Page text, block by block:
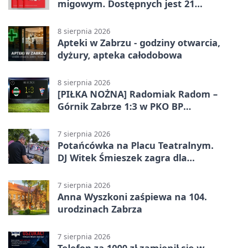
migowym. Dostępnych jest 21
8 sierpnia 2026
Apteki w Zabrzu - godziny otwarcia,
dyżury, apteka całodobowa
8 sierpnia 2026
[PIŁKA NOŻNA] Radomiak Radom –
Górnik Zabrze 1:3 w PKO BP
Federico dał zabrzanom zwycięstwo
7 sierpnia 2026
Potańcówka na Placu Teatralnym.
DJ Witek Śmieszek zagra dla
7 sierpnia 2026
Anna Wyszkoni zaśpiewa na 104.
urodzinach Zabrza
7 sierpnia 2026